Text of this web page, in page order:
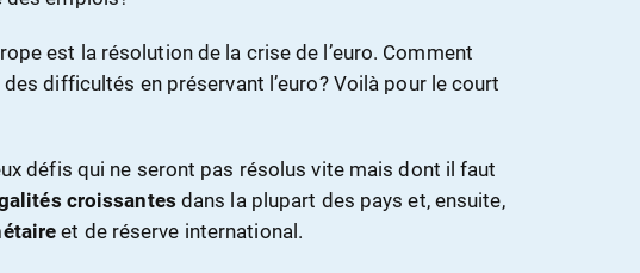
est la résolution de la crise de l’euro. Comment
difficultés en préservant l’euro? Voilà pour le court
défis qui ne seront pas résolus vite mais dont il faut
croissantes dans la plupart des pays et, ensuite,
et de réserve international.